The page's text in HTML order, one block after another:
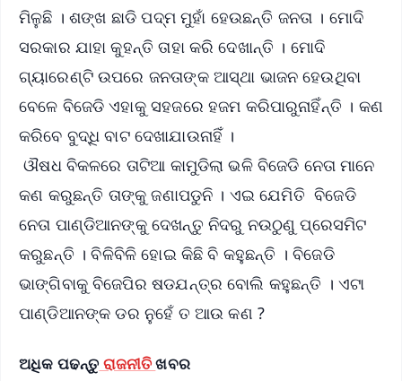
ମିଳୁଛି । ଶଙ୍ଖ ଛାଡି ପଦ୍ମ ମୁହାଁ ହେଉଛନ୍ତି ଜନତା । ମୋଦି
ସରକାର ଯାହା କୁହନ୍ତି ତାହା କରି ଦେଖାନ୍ତି । ମୋଦି
ଗ୍ୟାରେଣ୍ଟି ଉପରେ ଜନତାଙ୍କ ଆସ୍ଥା ଭାଜନ ହେଉଥିବା
ବେଳେ ବିଜେଡି ଏହାକୁ ସହଜରେ ହଜମ କରିପାରୁନାହିଁନ୍ତି । କଣ
କରିବେ ବୁଦ୍ଧି ବାଟ ଦେଖାଯାଉନାହିଁ ।
ଔଷଧ ବିକଳରେ ତାଟିଆ କାମୁଡିଲା ଭଳି ବିଜେଡି ନେତା ମାନେ
କଣ କରୁଛନ୍ତି ତାଙ୍କୁ ଜଣାପଡୁନି । ଏଇ ଯେମିତି ବିଜେଡି
ନେତା ପାଣ୍ଡିଆନଙ୍କୁ ଦେଖନ୍ତୁ ନିଦରୁ ନଉଠୁଣୁ ପ୍ରେସମିଟ
କରୁଛନ୍ତି । ବିଳିବିଳି ହୋଇ କିଛି ବି କହୁଛନ୍ତି । ବିଜେଡି
ଭାଙ୍ଗିବାକୁ ବିଜେପିର ଷଡଯନ୍ତ୍ର ବୋଲି କହୁଛନ୍ତି । ଏଟା
ପାଣ୍ଡିଆନଙ୍କ ଡର ନୁହେଁ ତ ଆଉ କଣ ?
ଅଧିକ ପଢନ୍ତୁ ରାଜନୀତିଖବର